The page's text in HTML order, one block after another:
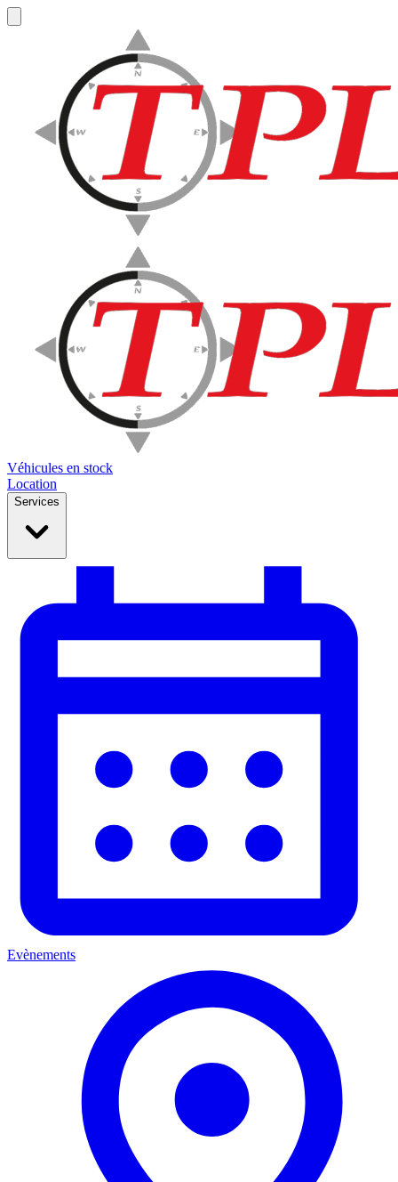
Véhicules en stock
Location
Services
Evènements